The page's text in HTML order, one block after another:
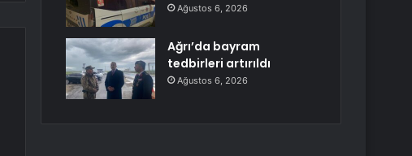
Ağustos 6, 2026
Ağrı’da bayram
tedbirleri artırıldı
Ağustos 6, 2026